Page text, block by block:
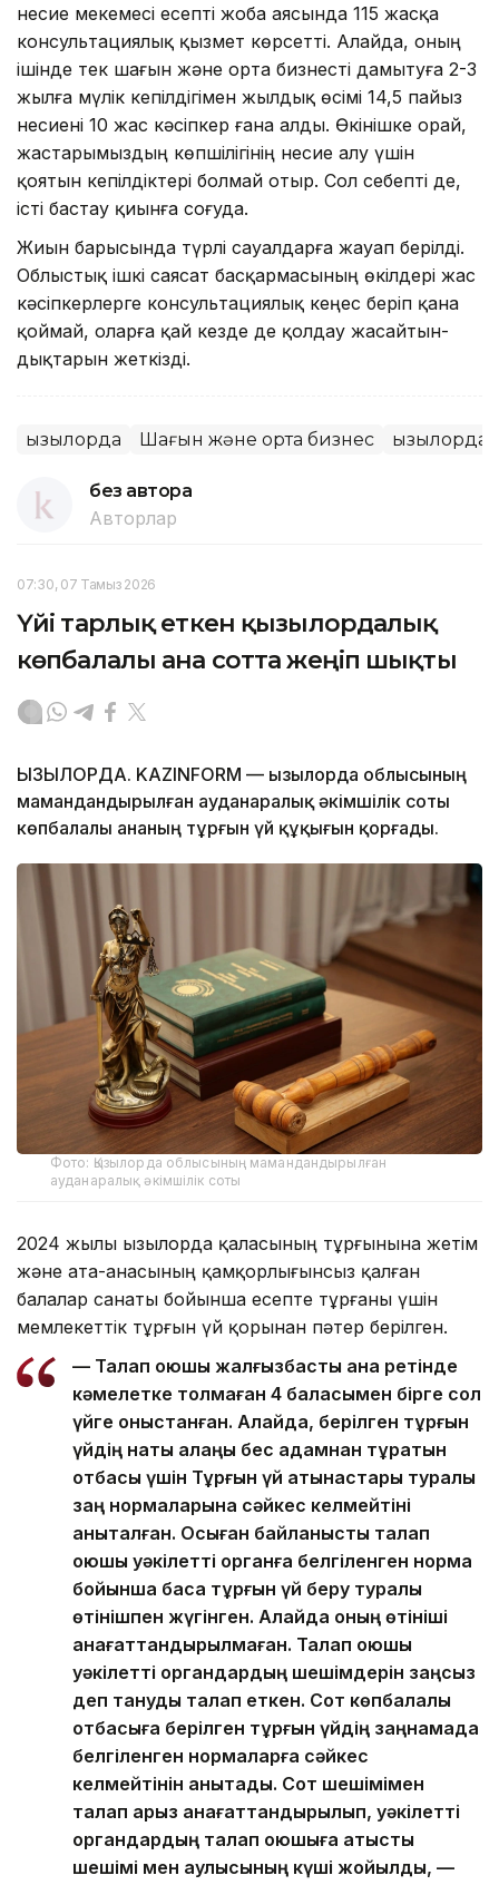
несие мекемесі есепті жоба аясында 115 жасқа
консультациялық қызмет көрсетті. Алайда, оның
ішінде тек шағын және орта бизнесті дамытуға 2-3
жылға мүлік кепілдігімен жылдық өсімі 14,5 пайыз
несиені 10 жас кәсіпкер ғана алды. Өкінішке орай,
жастарымыздың көпшілігінің несие алу үшін
қоятын кепілдіктері болмай отыр. Сол себепті де,
істі бастау қиынға соғуда.
Жиын барысында түрлі сауалдарға жауап берілді.
Облыстық ішкі саясат басқармасының өкілдері жас
кәсіпкерлерге консультациялық кеңес беріп қана
қоймай, оларға қай кезде де қолдау жасайтын­
дықтарын жеткізді.
Қызылорда Шағын және орта бизнес Қызылорда
без автора
Авторлар
07:30, 07 Тамыз 2026
Үйі тарлық еткен қызылордалық
көпбалалы ана сотта жеңіп шықты
ҚЫЗЫЛОРДА. KAZINFORM — Қызылорда облысының
мамандандырылған ауданаралық әкімшілік соты
көпбалалы ананың тұрғын үй құқығын қорғады.
Фото: Қызылорда облысының мамандандырылған
ауданаралық әкімшілік соты
2024 жылы Қызылорда қаласының тұрғынына жетім
және ата-анасының қамқорлығынсыз қалған
балалар санаты бойынша есепте тұрғаны үшін
мемлекеттік тұрғын үй қорынан пәтер берілген.
— Талап қоюшы жалғызбасты ана ретінде
кәмелетке толмаған 4 баласымен бірге сол
үйге қоныстанған. Алайда, берілген тұрғын
үйдің нақты алаңы бес адамнан тұратын
отбасы үшін Тұрғын үй қатынастары туралы
заң нормаларына сәйкес келмейтіні
анықталған. Осыған байланысты талап
қоюшы уәкілетті органға белгіленген норма
бойынша басқа тұрғын үй беру туралы
өтінішпен жүгінген. Алайда оның өтініші
қанағаттандырылмаған. Талап қоюшы
уәкілетті органдардың шешімдерін заңсыз
деп тануды талап еткен. Сот көпбалалы
отбасыға берілген тұрғын үйдің заңнамада
белгіленген нормаларға сәйкес
келмейтінін анықтады. Сот шешімімен
талап арыз қанағаттандырылып, уәкілетті
органдардың талап қоюшыға қатысты
шешімі мен қаулысының күші жойылды, —